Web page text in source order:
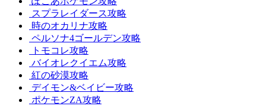
スプラレイダース攻略
時のオカリナ攻略
ペルソナ4ゴールデン攻略
トモコレ攻略
バイオレクイエム攻略
紅の砂漠攻略
デイモン&ベイビー攻略
ポケモンZA攻略